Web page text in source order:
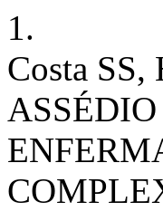
1.
Costa